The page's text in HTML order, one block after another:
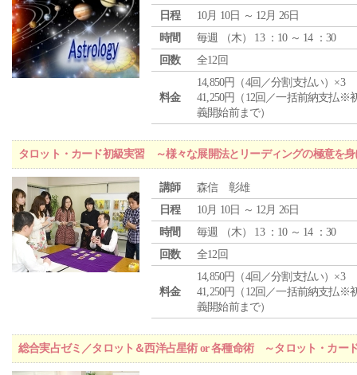
日程
10月 10日 ～ 12月 26日
時間
毎週 （木） 13 ：10 ～ 14 ：30
回数
全12回
料金
14,850円（4回／分割支払い）×3
41,250円（12回／一括前納支払※
義開始前まで）
タロット・カード初級実習 ～様々な展開法とリーディングの極意を身
講師
森信 彰雄
日程
10月 10日 ～ 12月 26日
時間
毎週 （木） 13 ：10 ～ 14 ：30
回数
全12回
料金
14,850円（4回／分割支払い）×3
41,250円（12回／一括前納支払※
義開始前まで）
総合実占ゼミ／タロット＆西洋占星術 or 各種命術 ～タロット・カー